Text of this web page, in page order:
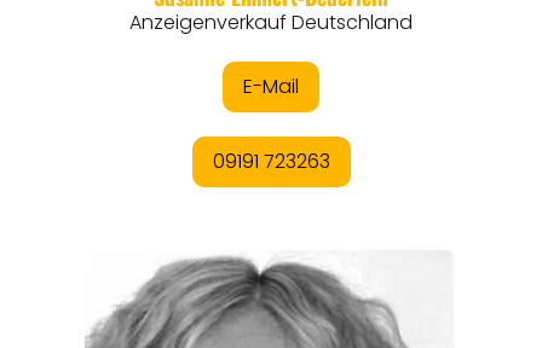
THEMEN